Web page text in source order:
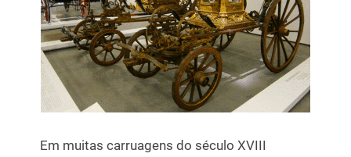
Em muitas carruagens do século XVIII